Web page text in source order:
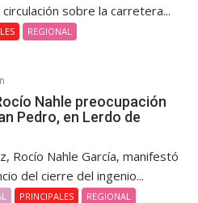
sobre la carretera...
REGIONAL
Nahle preocupación
Pedro, en Lerdo de
Rocío Nahle García, manifestó
del cierre del ingenio...
PRINCIPALES REGIONAL